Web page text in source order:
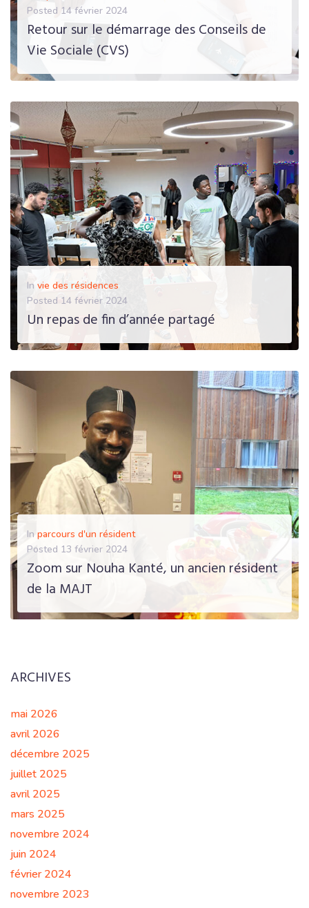
Posted 14 février 2024
Retour sur le démarrage des Conseils de
Vie Sociale (CVS)
EN SAVOIR PLUS
In vie des résidences
Posted 14 février 2024
Un repas de fin d’année partagé
EN SAVOIR PLUS
In parcours d'un résident
Posted 13 février 2024
Zoom sur Nouha Kanté, un ancien résident
de la MAJT
ARCHIVES
mai 2026
avril 2026
décembre 2025
juillet 2025
avril 2025
mars 2025
novembre 2024
juin 2024
février 2024
novembre 2023